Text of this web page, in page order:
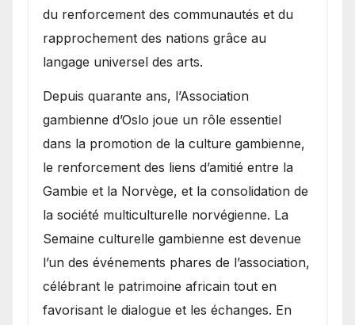
du renforcement des communautés et du
rapprochement des nations grâce au
langage universel des arts.
​Depuis quarante ans, l’Association
gambienne d’Oslo joue un rôle essentiel
dans la promotion de la culture gambienne,
le renforcement des liens d’amitié entre la
Gambie et la Norvège, et la consolidation de
la société multiculturelle norvégienne. La
Semaine culturelle gambienne est devenue
l’un des événements phares de l’association,
célébrant le patrimoine africain tout en
favorisant le dialogue et les échanges. En